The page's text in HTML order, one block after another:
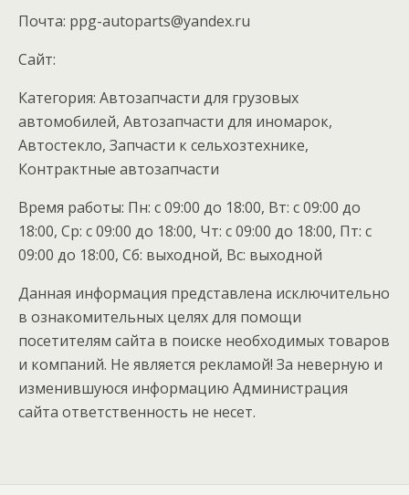
Почта: ppg-autoparts@yandex.ru
Cайт:
Категория: Автозапчасти для грузовых
автомобилей, Автозапчасти для иномарок,
Автостекло, Запчасти к сельхозтехнике,
Контрактные автозапчасти
Время работы: Пн: с 09:00 до 18:00, Вт: с 09:00 до
18:00, Ср: с 09:00 до 18:00, Чт: с 09:00 до 18:00, Пт: с
09:00 до 18:00, Сб: выходной, Вс: выходной
Данная информация представлена исключительно
в ознакомительных целях для помощи
посетителям сайта в поиске необходимых товаров
и компаний. Не является рекламой! За неверную и
изменившуюся информацию Администрация
сайта ответственность не несет.